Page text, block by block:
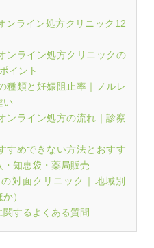
ンライン処方クリニック12
ンライン処方クリニックの
イント
種類と妊娠阻止率｜ノルレ
い
ンライン処方の流れ｜診察
すめできない方法とおすす
知恵袋・薬局販売
対面クリニック｜地域別
）
するよくある質問